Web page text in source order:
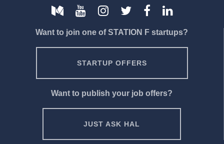
Want to join one of STATION F startups?
STARTUP OFFERS
Want to publish your job offers?
JUST ASK HAL